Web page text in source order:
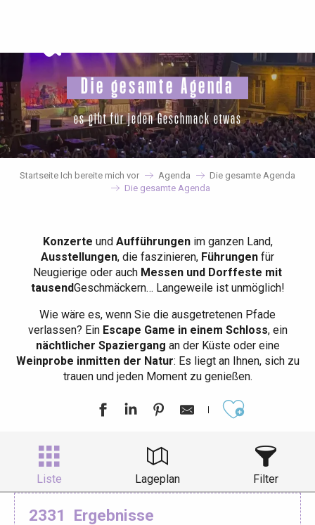
principal
Die gesamte Agenda
es gibt für jeden Geschmack etwas
Startseite Ich bereite mich vor Agenda
Die gesamte Agenda
Die gesamte Agenda
Konzerte und Aufführungenim ganzen Land,
Ausstellungen, die faszinieren, Führungen für
Neugierige oder auch Messen und Dorffeste mit
tausendGeschmäckern… Langeweile ist unmöglich!
Wie wäre es, wenn Sie die ausgetretenen Pfade
verlassen? EinEscape Game in einem Schloss, ein
nächtlicher Spaziergang an der Küste oder eine
Weinprobe inmitten der Natur: Es liegt an Ihnen, sich zu
trauen und jeden Moment zu genießen.
Liste Lageplan Filter
2331 Ergebnisse